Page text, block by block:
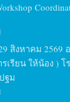
สิงหาคม
รียน ให้น้อง ) โ
ฐม